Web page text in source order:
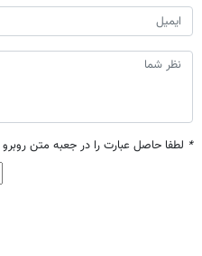
* لطفا حاصل عبارت را در جعبه متن روبرو